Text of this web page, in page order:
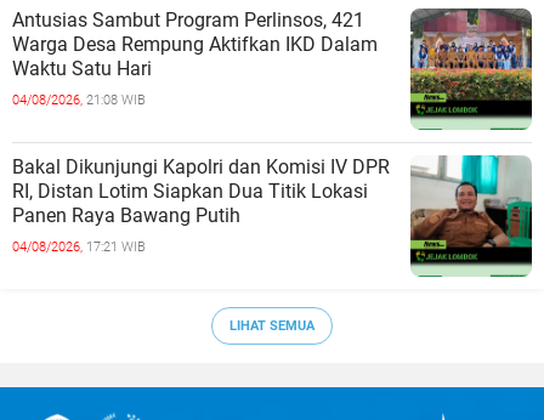
Antusias Sambut Program Perlinsos, 421
Warga Desa Rempung Aktifkan IKD Dalam
Waktu Satu Hari
04/08/2026, 21:08 WIB
Bakal Dikunjungi Kapolri dan Komisi IV DPR
RI, Distan Lotim Siapkan Dua Titik Lokasi
Panen Raya Bawang Putih
04/08/2026, 17:21 WIB
LIHAT SEMUA